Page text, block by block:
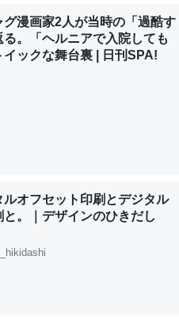
酵素が違うのか？
の大問題＝「昆虫はなぜ海にいないの
ウムを大量に使う脊椎動物と貝
の大問題＝「昆虫はなぜ海にいないの
４年。でたまに覗いてる。ぼち
漫画家2人が当時の「過酷す
。「ヘルニアで入院しても
ックな舞台裏 | 日刊SPA!
オフセット印刷とデジタル
と。｜デザインのひきだし